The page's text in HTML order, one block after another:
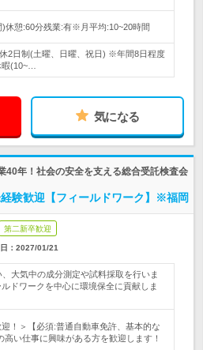
)休憩:60分残業:有※月平均:10~20時間
2日制(土曜、日曜、祝日) ※年間8日程度
(10~…
気になる
40年！社会の安全を支える総合受託検査会
験歓迎【フィールドワーク】※福岡
第二新卒歓迎
： 2027/01/21
大気中の成分測定や試料採取を行いま
ドワークを中心に環境保全に貢献しま
！＞【必須:普通自動車免許、基本的な
高い仕事に興味がある方を歓迎します！